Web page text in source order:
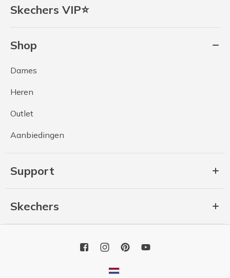
Skechers VIP⭐
Shop
Dames
Heren
Outlet
Aanbiedingen
Support
Skechers